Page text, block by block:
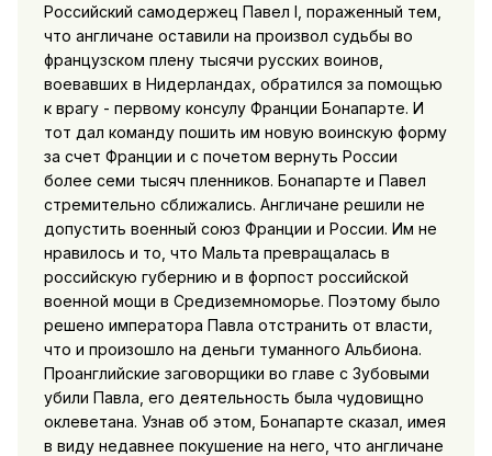
Российский самодержец Павел I, пораженный тем,
что англичане оставили на произвол судьбы во
французском плену тысячи русских воинов,
воевавших в Нидерландах, обратился за помощью
к врагу - первому консулу Франции Бонапарте. И
тот дал команду пошить им новую воинскую форму
за счет Франции и с почетом вернуть России
более семи тысяч пленников. Бонапарте и Павел
стремительно сближались. Англичане решили не
допустить военный союз Франции и России. Им не
нравилось и то, что Мальта превращалась в
российскую губернию и в форпост российской
военной мощи в Средиземноморье. Поэтому было
решено императора Павла отстранить от власти,
что и произошло на деньги туманного Альбиона.
Проанглийские заговорщики во главе с Зубовыми
убили Павла, его деятельность была чудовищно
оклеветана. Узнав об этом, Бонапарте сказал, имея
в виду недавнее покушение на него, что англичане